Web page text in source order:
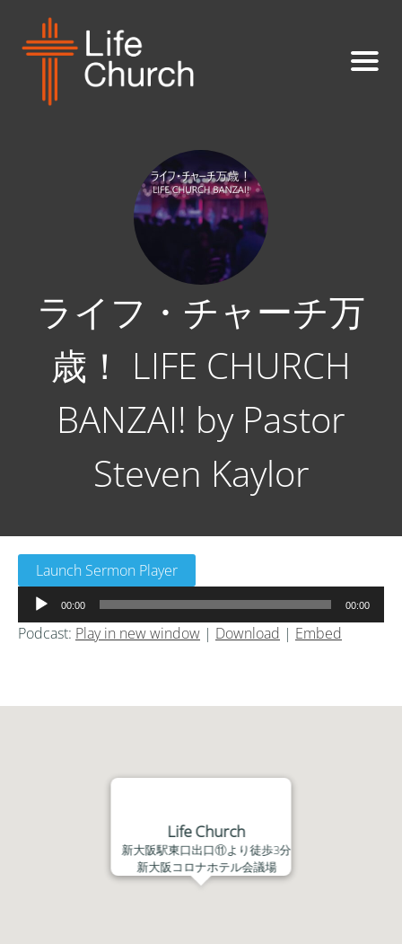
ライフ・チャーチ万
歳！ LIFE CHURCH
BANZAI! by Pastor
Steven Kaylor
Launch Sermon Player
声
プ
ヤ
00:00 00:00
Podcast: Play in new window | Download | Embed
Life Church
新大阪駅東口出口⑪より徒歩3分
新大阪コロナホテル会議場